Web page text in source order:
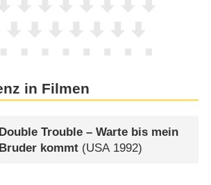
in Filmen
Double Trouble – Warte bis mein
Bruder kommt (USA 1992)